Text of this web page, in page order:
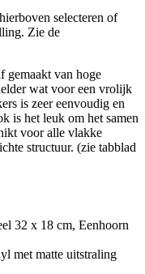
selecteren of
Zie de
van hoge
wat voor een vrolijk
is zeer eenvoudig en
is het leuk om het samen
voor alle vlakke
structuur. (zie tabblad
x 18 cm, Eenhoorn
uitstraling